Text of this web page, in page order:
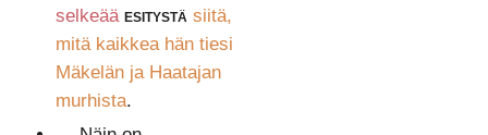
selkeää esitystä siitä,
mitä kaikkea hän tiesi
Mäkelän ja Haatajan
murhista.